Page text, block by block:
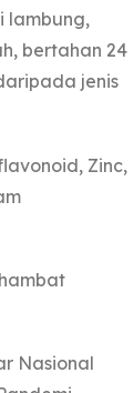
lambung,
bertahan 24
jenis
Zinc,
Nasional